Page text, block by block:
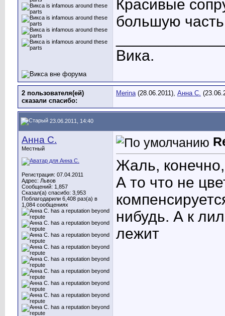
Красивые
большую
Вика.
2 пользователя(ей)
сказали cпасибо:
Merina(28.06.2011), Анна С.
23.06.2011, 14:40
Анна С.
Местный
Регистрация: 07.04.2011
Адрес: Львов
Сообщений: 1,857
Сказал(а) спасибо: 3,953
Поблагодарили 6,408 раз(а) в
1,084 сообщениях
Жаль,
А то что не
нибудь. А к
лежит